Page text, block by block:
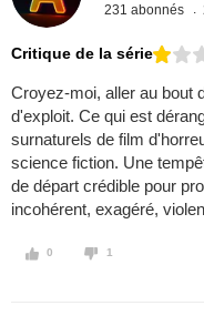
231 abonnés
Critique de la série
Croyez-moi, aller au bout
d'exploit. Ce qui est
surnaturels de film
science fiction. Une
de départ crédible pour
incohérent, exagéré,
0 1